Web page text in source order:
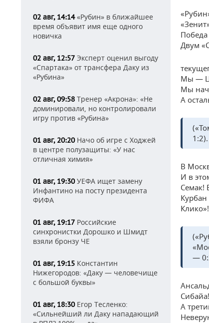
02 авг, 14:14«Рубин» в ближайшее
время объявит имя еще одного
новичка
02 авг, 12:57 Эксперт оценил выгоду
«Спартака» от трансфера Даку из
«Рубина»
02 авг, 09:58 Тренер «Акрона»: «Не
доминировали, но контролировали
игру против «Рубина»
01 авг, 20:20Начо об игре с Ходжей
в центре полузащиты: «У нас
отличная химия»
01 авг, 19:30УЕФА ищет замену
Инфантино на посту президента
ФИФА
01 авг, 19:17 Российские
синхронистки Дорошко и Шмидт
взяли бронзу ЧЕ
01 авг, 19:15 Константин
Нижегородов: «Даку — человечище
с большой буквы»
01 авг, 18:30Егор Тесленко:
«Сильнейший ли Даку нападающий
Двум
Мы —
Мы
А
1:2).
В
И в
Семак!
Клико»!
—
А